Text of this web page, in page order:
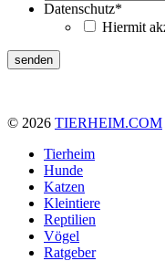
Datenschutz*
Hiermit
© 2026 TIERHEIM.COM
Tierheim
Hunde
Katzen
Kleintiere
Reptilien
Vögel
Ratgeber